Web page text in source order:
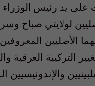
على يد رئيس
الأصليين
التركيبة العرقية
والإندونيسيين